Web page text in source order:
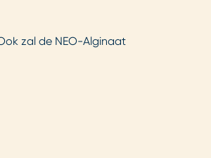
zal de NEO-Alginaat